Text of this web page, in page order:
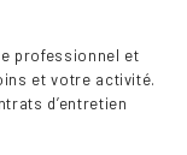
professionnel et
et votre activité.
d’entretien